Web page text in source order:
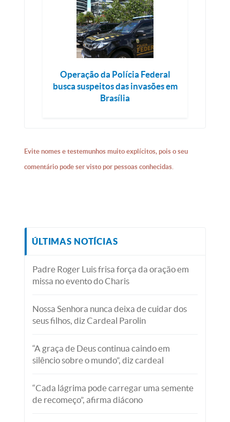
Operação da Polícia Federal
busca suspeitos das invasões em
Brasília
Evite nomes e testemunhos muito explícitos, pois o seu
comentário pode ser visto por pessoas conhecidas.
ÚLTIMAS NOTÍCIAS
Padre Roger Luis frisa força da oração em
missa no evento do Charis
Nossa Senhora nunca deixa de cuidar dos
seus filhos, diz Cardeal Parolin
“A graça de Deus continua caindo em
silêncio sobre o mundo”, diz cardeal
“Cada lágrima pode carregar uma semente
de recomeço”, afirma diácono